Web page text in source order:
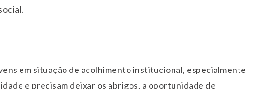
em situação de acolhimento institucional, especialmente
e precisam deixar os abrigos, a oportunidade de